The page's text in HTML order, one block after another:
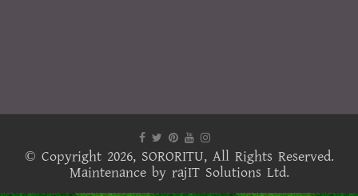
© Copyright 2026, SORORITU, All Rights Reserved.
Maintenance by rajIT Solutions Ltd.